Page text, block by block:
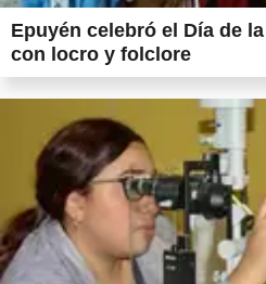
Epuyén celebró el Día de
con locro y folclore